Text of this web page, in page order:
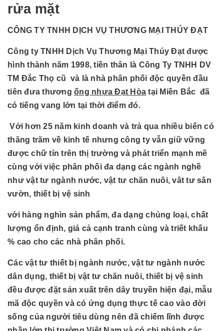
rửa mặt
CÔNG TY TNHH DỊCH VỤ THƯƠNG MẠI THÚY ĐẠT
Công ty TNHH Dịch Vụ Thương Mại Thúy Đạt được
hình thành năm 1998, tiền thân là Công Ty TNHH DV
TM Đắc Thọ cũ và là nhà phân phối độc quyền đầu
tiên đưa thương ống nhựa Đạt Hòa tại Miền Bắc đã
có tiếng vang lớn tại thời điểm đó.
Với hơn 25 năm kinh doanh và trả qua nhiều biến có
thăng trăm về kinh tế nhưng công ty vẫn giữ vững
được chữ tín trên thị trường và phát triển mạnh mẽ
cùng với việc phân phối đa dạng các ngành nghề
như vật tư ngành nước, vật tư chăn nuôi, vât tư sân
vườn, thiết bị vệ sinh
với hàng nghìn sản phẩm, đa dạng chủng loại, chất
lượng ổn định, giá cả cạnh tranh cùng và triết khấu
% cao cho các nhà phân phối.
Các vật tư thiết bị ngành nước, vật tư ngành nước
dân dụng, thiết bị vật tư chăn nuôi, thiết bị vệ sinh
đều được đặt sản xuất trên dây truyền hiện đại, mẫu
mã độc quyền và có ứng dụng thực tế cao vào đời
sống của người tiêu dùng nên đã chiếm lĩnh được